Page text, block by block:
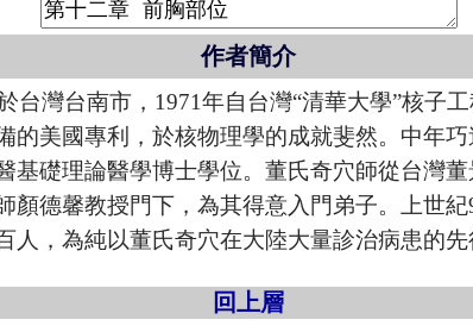
作者簡介
台灣台南市，1971年自台灣“清華大學”核子
的美國專利，於核物理學的成就斐然。中年
基礎理論醫學博士學位。董氏奇穴師從台灣
顏德馨教授門下，為其得意入門弟子。上世
人，為純以董氏奇穴在大陸大量診治病患的先
回上層